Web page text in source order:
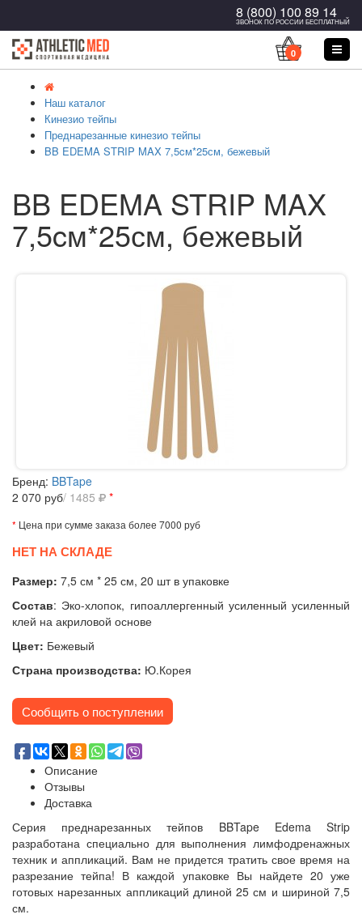
8 (800) 100 89 14
ЗВОНОК ПО РОССИИ БЕСПЛАТНЫЙ
0
Наш каталог
Кинезио тейпы
Преднарезанные кинезио тейпы
BB EDEMA STRIP MAX 7,5cм*25см, бежевый
BB EDEMA STRIP MAX
7,5cм*25см, бежевый
Бренд: BBTape
2 070 руб/ 1485 *
* Цена при сумме заказа более 7000 руб
НЕТ НА СКЛАДЕ
Размер: 7,5 см * 25 см, 20 шт в упаковке
Состав: Эко-хлопок, гипоаллергенный усиленный усиленный
клей на акриловой основе
Цвет: Бежевый
Страна производства: Ю.Корея
Сообщить о поступлении
Описание
Отзывы
Доставка
Серия преднарезанных тейпов BBTape Edema Strip
разработана специально для выполнения лимфодренажных
техник и аппликаций. Вам не придется тратить свое время на
разрезание тейпа! В каждой упаковке Вы найдете 20 уже
готовых нарезанных аппликаций длиной 25 см и шириной 7,5
см.